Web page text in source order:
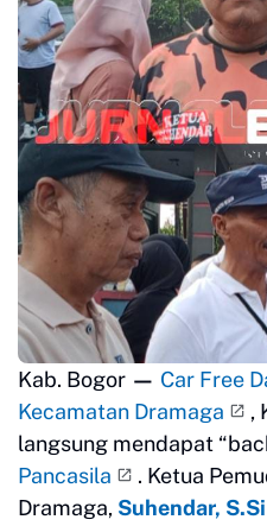
Kab. Bogor — Car Free
Kecamatan Dramaga
,
langsung mendapat
Pancasila
. Ketua
Dramaga, Suhendar, S.Si